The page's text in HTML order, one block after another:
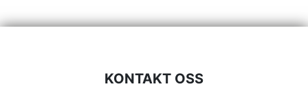
KONTAKT OSS